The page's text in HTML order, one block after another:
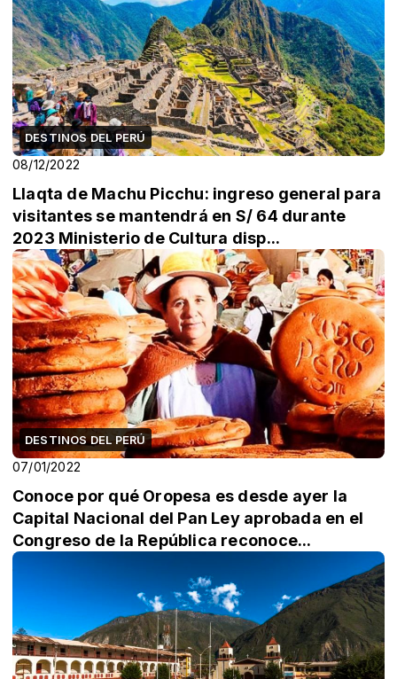
DESTINOS DEL PERÚ
08/12/2022
Llaqta de Machu Picchu: ingreso general para
visitantes se mantendrá en S/ 64 durante
2023 Ministerio de Cultura disp...
DESTINOS DEL PERÚ
07/01/2022
Conoce por qué Oropesa es desde ayer la
Capital Nacional del Pan Ley aprobada en el
Congreso de la República reconoce...